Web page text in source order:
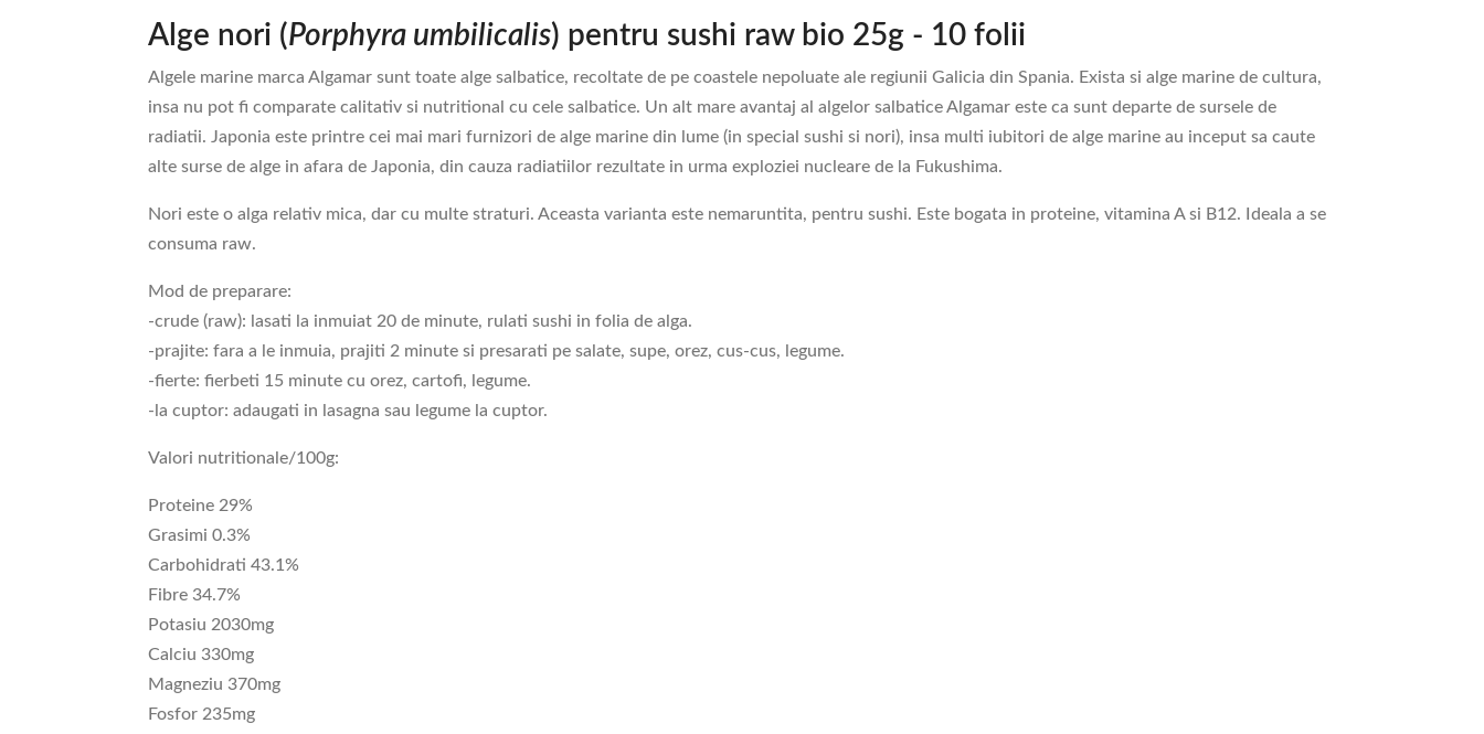
Alge nori (Porphyra umbilicalis) pentru sushi raw bio 25g - 10 folii
Algele marine marca Algamar sunt toate alge salbatice, recoltate de pe coastele nepoluate ale regiunii Galicia din Spania. Exista si alge marine de cultura,
insa nu pot fi comparate calitativ si nutritional cu cele salbatice. Un alt mare avantaj al algelor salbatice Algamar este ca sunt departe de sursele de
radiatii. Japonia este printre cei mai mari furnizori de alge marine din lume (in special sushi si nori), insa multi iubitori de alge marine au inceput sa caute
alte surse de alge in afara de Japonia, din cauza radiatiilor rezultate in urma exploziei nucleare de la Fukushima.
Nori este o alga relativ mica, dar cu multe straturi. Aceasta varianta este nemaruntita, pentru sushi. Este bogata in proteine, vitamina A si B12. Ideala a se
consuma raw.
Mod de preparare:
-crude (raw): lasati la inmuiat 20 de minute, rulati sushi in folia de alga.
-prajite: fara a le inmuia, prajiti 2 minute si presarati pe salate, supe, orez, cus-cus, legume.
-fierte: fierbeti 15 minute cu orez, cartofi, legume.
-la cuptor: adaugati in lasagna sau legume la cuptor.
Valori nutritionale/100g:
Proteine 29%
Grasimi 0.3%
Carbohidrati 43.1%
Fibre 34.7%
Potasiu 2030mg
Calciu 330mg
Magneziu 370mg
Fosfor 235mg